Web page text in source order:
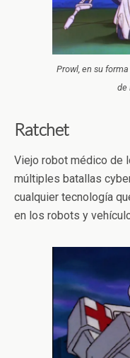
Prowl, en su
de
Ratchet
Viejo robot médico de
múltiples batallas
cualquier tecnología
en los robots y